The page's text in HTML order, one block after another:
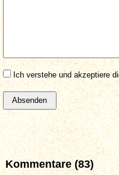
Ich verstehe und akzeptiere
Kommentare (83)